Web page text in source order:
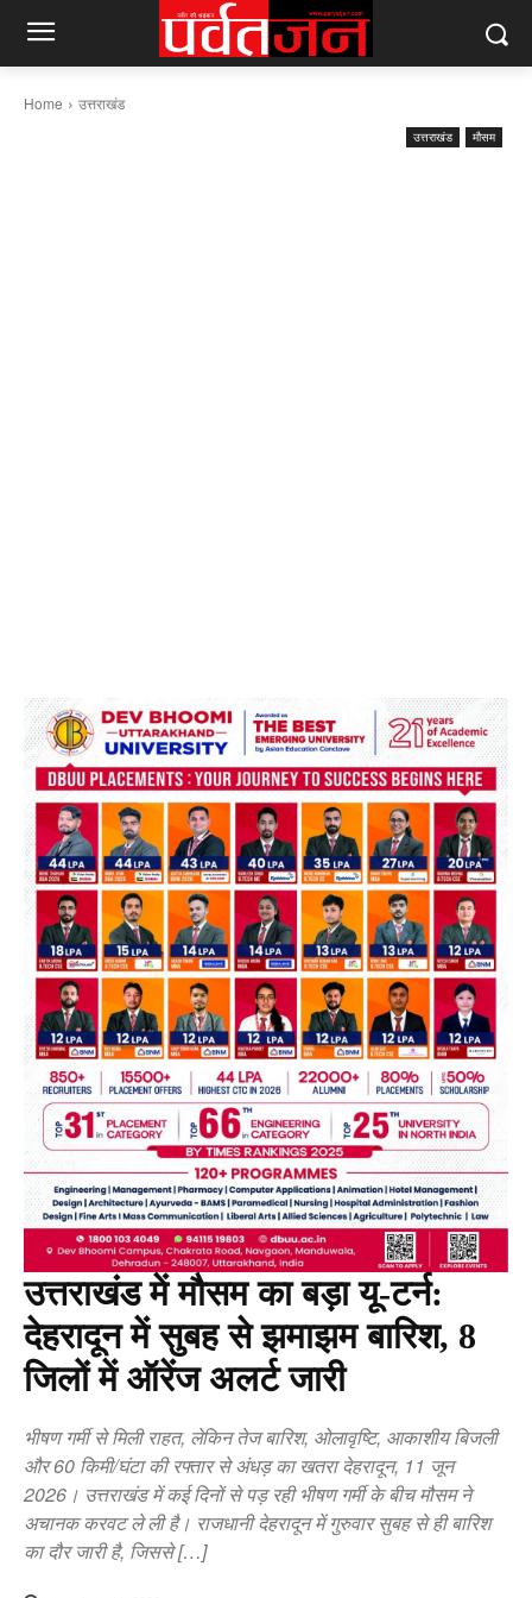
Home उत्तराखंड
उत्तराखंड मौसम
उत्तराखंड में मौसम का बड़ा यू-टर्न:
देहरादून में सुबह से झमाझम बारिश, 8
जिलों में ऑरेंज अलर्ट जारी
भीषण गर्मी से मिली राहत, लेकिन तेज बारिश, ओलावृष्टि, आकाशीय बिजली
और 60 किमी/घंटा की रफ्तार से अंधड़ का खतरा देहरादून, 11 जून
2026। उत्तराखंड में कई दिनों से पड़ रही भीषण गर्मी के बीच मौसम ने
अचानक करवट ले ली है। राजधानी देहरादून में गुरुवार सुबह से ही बारिश
का दौर जारी है, जिससे […]